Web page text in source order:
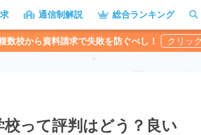
通信制解説 総合ランキング
数校から資料請求で失敗を防ぐべし！
校って評判はどう？良い